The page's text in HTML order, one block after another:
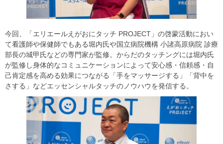
今回、「エリエールえがおにタッチ PROJECT」の啓蒙活動におい
て看護師や保健師でもある堀内氏や国立病院機構 小諸高原病院 診療
部長の城甲氏などの専門家が監修。からだのタッチングには堀内氏
が監修し身体的なコミュニケーションによって安心感・信頼感・自
己肯定感を高める効果につながる「手をマッサージする」「背中を
さする」などエッセンシャルタッチのノウハウを発信する。